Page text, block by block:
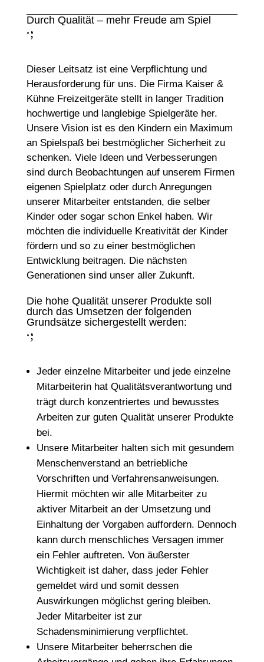
Durch Qualität – mehr Freude am Spiel
:
;
Dieser Leitsatz ist eine Verpflichtung und
Herausforderung für uns. Die Firma Kaiser &
Kühne Freizeitgeräte stellt in langer Tradition
hochwertige und langlebige Spielgeräte her.
Unsere Vision ist es den Kindern ein Maximum
an Spielspaß bei bestmöglicher Sicherheit zu
schenken. Viele Ideen und Verbesserungen
sind durch Beobachtungen auf unserem Firmen
eigenen Spielplatz oder durch Anregungen
unserer Mitarbeiter entstanden, die selber
Kinder oder sogar schon Enkel haben. Wir
möchten die individuelle Kreativität der Kinder
fördern und so zu einer bestmöglichen
Entwicklung beitragen. Die nächsten
Generationen sind unser aller Zukunft.
Die hohe Qualität unserer Produkte soll
durch das Umsetzen der folgenden
Grundsätze sichergestellt werden:
:
;
Jeder einzelne Mitarbeiter und jede einzelne
Mitarbeiterin hat Qualitätsverantwortung und
trägt durch konzentriertes und bewusstes
Arbeiten zur guten Qualität unserer Produkte
bei.
Unsere Mitarbeiter halten sich mit gesundem
Menschenverstand an betriebliche
Vorschriften und Verfahrensanweisungen.
Hiermit möchten wir alle Mitarbeiter zu
aktiver Mitarbeit an der Umsetzung und
Einhaltung der Vorgaben auffordern. Dennoch
kann durch menschliches Versagen immer
ein Fehler auftreten. Von äußerster
Wichtigkeit ist daher, dass jeder Fehler
gemeldet wird und somit dessen
Auswirkungen möglichst gering bleiben.
Jeder Mitarbeiter ist zur
Schadensminimierung verpflichtet.
Unsere Mitarbeiter beherrschen die